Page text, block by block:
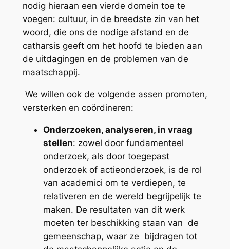
nodig hieraan een vierde domein toe te
voegen: cultuur, in de breedste zin van het
woord, die ons de nodige afstand en de
catharsis geeft om het hoofd te bieden aan
de uitdagingen en de problemen van de
maatschappij.
We willen ook de volgende assen promoten,
versterken en coördineren:
Onderzoeken, analyseren, in vraag
stellen: zowel door fundamenteel
onderzoek, als door toegepast
onderzoek of actieonderzoek, is de rol
van academici om te verdiepen, te
relativeren en de wereld begrijpelijk te
maken. De resultaten van dit werk
moeten ter beschikking staan van de
gemeenschap, waar ze bijdragen tot